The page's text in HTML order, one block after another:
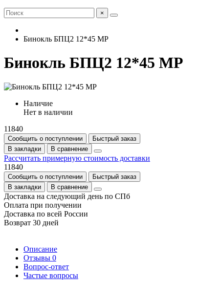
×
Бинокль БПЦ2 12*45 МР
Бинокль БПЦ2 12*45 МР
Наличие
Нет в наличии
11840
Сообщить о поступлении
Быстрый заказ
В закладки
В сравнение
Рассчитать примерную стоимость доставки
11840
Сообщить о поступлении
Быстрый заказ
В закладки
В сравнение
Доставка на следующий день по СПб
Оплата при получении
Доставка по всей России
Возврат 30 дней
Описание
Отзывы 0
Вопрос-ответ
Частые вопросы